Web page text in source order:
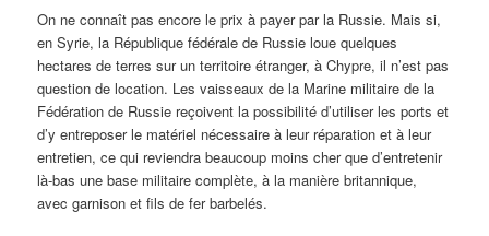
On ne connaît pas encore le prix à payer par la Russie. Mais si,
en Syrie, la République fédérale de Russie loue quelques
hectares de terres sur un territoire étranger, à Chypre, il n’est pas
question de location. Les vaisseaux de la Marine militaire de la
Fédération de Russie reçoivent la possibilité d’utiliser les ports et
d’y entreposer le matériel nécessaire à leur réparation et à leur
entretien, ce qui reviendra beaucoup moins cher que d’entretenir
là-bas une base militaire complète, à la manière britannique,
avec garnison et fils de fer barbelés.